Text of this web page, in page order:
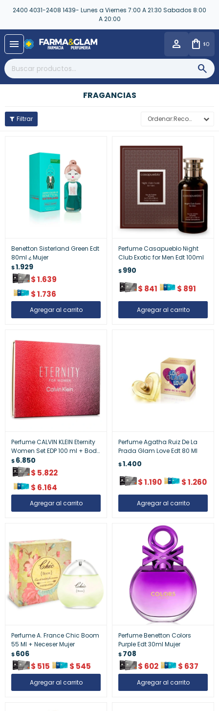
2400 4031-2408 1439- Lunes a Viernes 7:00 A 21:30 Sabados 8:00
A 20:00
menu $0
FRAGANCIAS
Recomendados
Benetton Sisterland Green Edt
80ml ¿ Mujer
$1.929
$1.639
$1.736
Perfume Casapueblo Night
Club Exotic for Men Edt 100ml
$990
$ 841 $ 891
Perfume CALVIN KLEIN Eternity
Women Set EDP 100 ml + Body
Lotion 100 ml + Travel Spray
10 ml
$6.850
$ 5.822
$ 6.164
Perfume Agatha Ruiz De La
Prada Glam Love Edt 80 Ml
$1.400
$1.190 $1.260
Perfume A. France Chic Boom
55 Ml + Neceser Mujer
$606
$ 515 $ 545
Perfume Benetton Colors
Purple Edt 30ml Mujer
$708
$ 602 $ 637